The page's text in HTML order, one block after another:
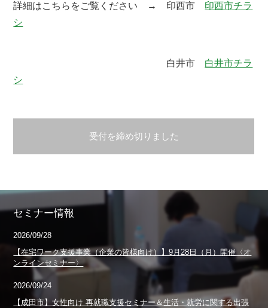
詳細はこちらをご覧ください → 印西市 印西市チラ
シ
白井市 白井市チラ
シ
受付を締め切りました
セミナー情報
2026/09/28
【在宅ワーク支援事業（企業の皆様向け）】9月28日（月）開催〈オ
ンラインセミナー〉
2026/09/24
【成田市】女性向け 再就職支援セミナー＆生活・就労に関する出張